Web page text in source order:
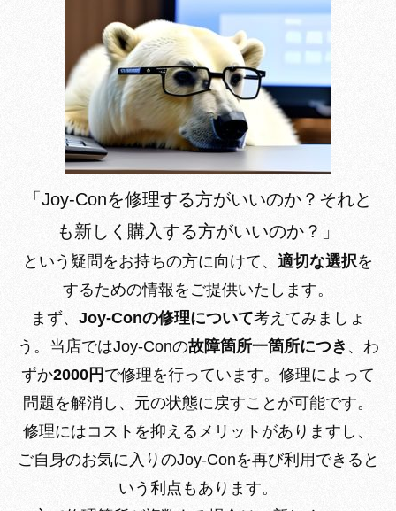
「Joy-Conを修理する方がいいのか？それと
も新しく購入する方がいいのか？」
という疑問をお持ちの方に向けて、 適切な選択を
するための情報をご提供いたします。
まず、 Joy-Conの修理について考えてみましょ
う。当店ではJoy-Conの故障箇所一箇所につき 、わ
ずか2000円 で修理を行っています。修理によって
問題を解消し、元の状態に戻すことが可能です。
修理にはコストを抑えるメリットがありますし、
ご自身のお気に入りのJoy-Conを再び利用できると
いう利点もあります。